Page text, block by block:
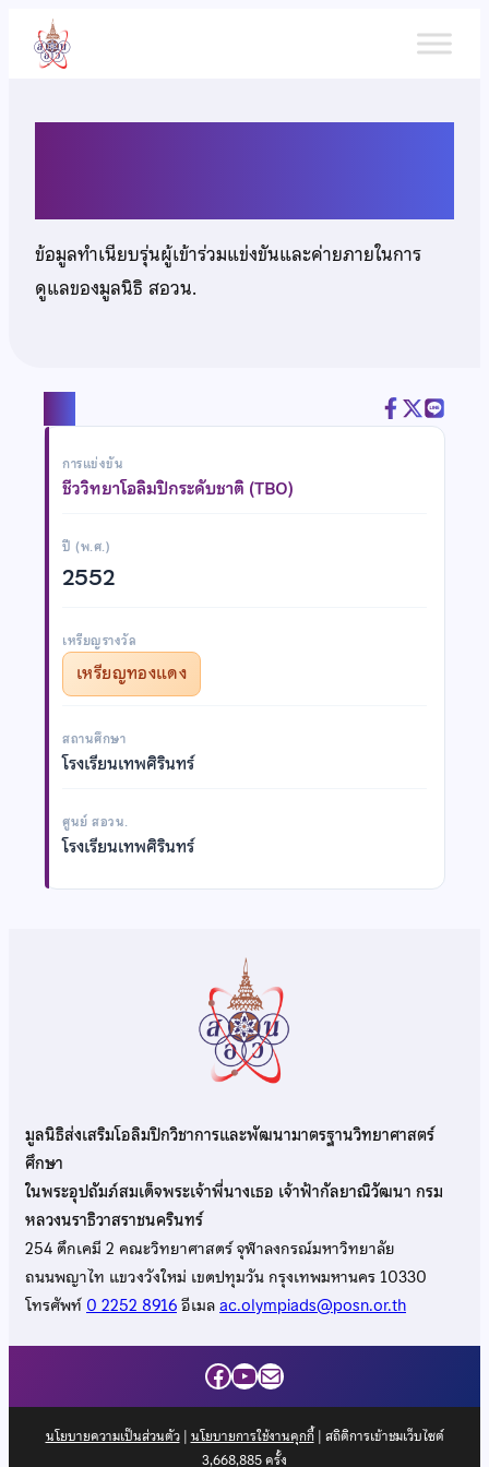
เนื้อหา
ข้อมูลทำเนียบรุ่นผู้เข้าร่วมแข่งขันและค่ายภายในการ
ดูแลของมูลนิธิ สอวน.
การแข่งขัน
ชีววิทยาโอลิมปิกระดับชาติ (TBO)
ปี (พ.ศ.)
2552
เหรียญรางวัล
เหรียญทองแดง
สถานศึกษา
โรงเรียนเทพศิรินทร์
ศูนย์ สอวน.
โรงเรียนเทพศิรินทร์
มูลนิธิส่งเสริมโอลิมปิกวิชาการและพัฒนามาตรฐานวิทยาศาสตร์
ศึกษา
ในพระอุปถัมภ์สมเด็จพระเจ้าพี่นางเธอ เจ้าฟ้ากัลยาณิวัฒนา กรม
หลวงนราธิวาสราชนครินทร์
254 ตึกเคมี 2 คณะวิทยาศาสตร์ จุฬาลงกรณ์มหาวิทยาลัย
ถนนพญาไท แขวงวังใหม่ เขตปทุมวัน กรุงเทพมหานคร 10330
โทรศัพท์0 2252 8916อีเมลac.olympiads@posn.or.th
Facebook
YouTube
Mail
นโยบายความเป็นส่วนตัว| นโยบายการใช้งานคุกกี้| สถิติการเข้าชมเว็บไซต์
3,668,885ครั้ง